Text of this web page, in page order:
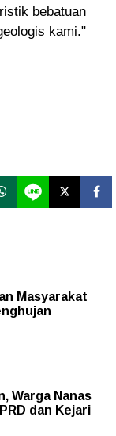
bebatuan
kami."
Masyarakat
Warga Nanas
dan Kejari